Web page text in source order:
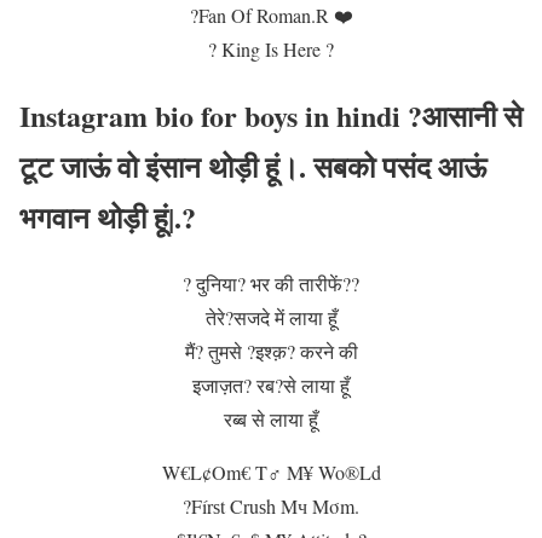
?Fan Of Roman.R ❤️
? King Is Here ?
Instagram bio for boys in hindi ?आसानी से
टूट जाऊं वो इंसान थोड़ी हूं।. सबको पसंद आऊं
भगवान थोड़ी हूं|.?
? दुनिया? भर की तारीफें??
तेरे?सजदे में लाया हूँ
मैं? तुमसे ?इश्क़? करने की
इजाज़त? रब?से लाया हूँ
रब्ब से लाया हूँ
W€L¢Om€ T♂ M¥ Wo®Ld
?Fírѕt Cruѕh Mч Mσm.